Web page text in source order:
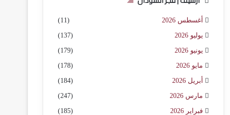
أغسطس 2026 (11)
يوليو 2026 (137)
يونيو 2026 (179)
مايو 2026 (178)
أبريل 2026 (184)
مارس 2026 (247)
فبراير 2026 (185)